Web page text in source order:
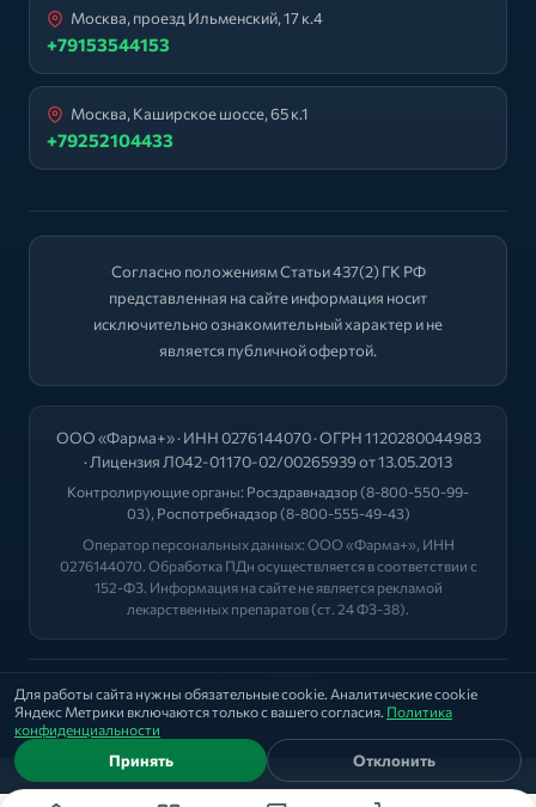
Для работы сайта нужны обязательные cookie. Аналитические cookie
Яндекс Метрики включаются только с вашего согласия. Политика
конфиденциальности
Принять Отклонить
Москва, проезд Ильменский, 17 к.4
+79153544153
Москва, Каширское шоссе, 65 к.1
+79252104433
Согласно положениям Статьи 437(2) ГК РФ
представленная на сайте информация носит
исключительно ознакомительный характер и не
является публичной офертой.
ООО «Фарма+» · ИНН 0276144070 · ОГРН 1120280044983
· Лицензия Л042-01170-02/00265939 от 13.05.2013
Контролирующие органы: Росздравнадзор(8-800-550-99-
03), Роспотребнадзор(8-800-555-49-43)
Оператор персональных данных: ООО «Фарма+», ИНН
0276144070. Обработка ПДн осуществляется в соответствии с
152-ФЗ. Информация на сайте не является рекламой
лекарственных препаратов (ст. 24 ФЗ-38).
2026 © "ФАРМА+"
Политика | Оферта | Лицензии